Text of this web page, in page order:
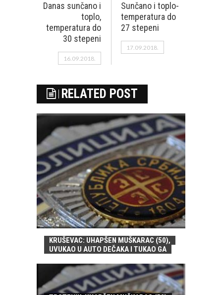
Danas sunčano i
toplo,
temperatura do
30 stepeni
16.09.2018.
Sunčano i toplo-
temperatura do
27 stepeni
17.09.2018.
RELATED POST
KRUŠEVAC: UHAPŠEN MUŠKARAC (50),
UVUKAO U AUTO DEČAKA I TUKAO GA